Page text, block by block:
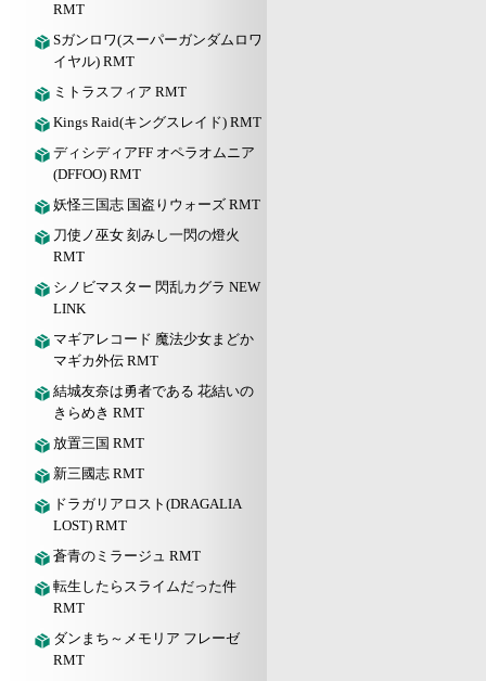
RMT
Sガンロワ(スーパーガンダムロワ
イヤル) RMT
ミトラスフィア RMT
Kings Raid(キングスレイド) RMT
ディシディアFF オペラオムニア
(DFFOO) RMT
妖怪三国志 国盗りウォーズ RMT
刀使ノ巫女 刻みし一閃の燈火
RMT
シノビマスター 閃乱カグラ NEW
LINK
マギアレコード 魔法少女まどか
マギカ外伝 RMT
結城友奈は勇者である 花結いの
きらめき RMT
放置三国 RMT
新三國志 RMT
ドラガリアロスト(DRAGALIA
LOST) RMT
蒼青のミラージュ RMT
転生したらスライムだった件
RMT
ダンまち～メモリア フレーゼ
RMT